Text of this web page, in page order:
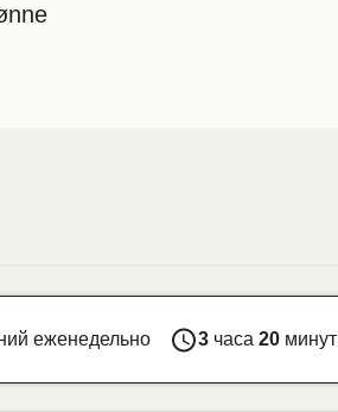
еженедельно 3 часа20 минут